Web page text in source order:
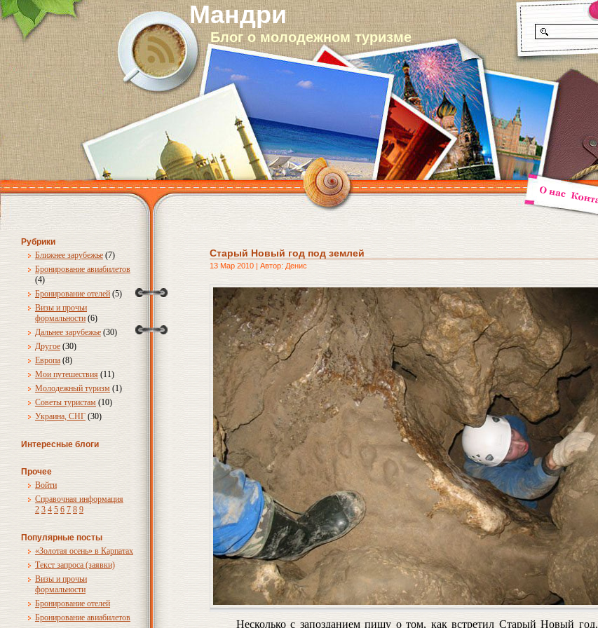
Мандри
Блог о молодежном туризме
Рубрики
Ближнее зарубежье (7)
Бронирование авиабилетов
(4)
Бронирование отелей (5)
Визы и прочьи
формальности (6)
Дальнее зарубежье (30)
Другое (30)
Европа (8)
Мои путешествия (11)
Молодежный туризм (1)
Советы туристам (10)
Украина, СНГ (30)
Интересные блоги
Прочее
Войти
Справочная информация
2 3 4 5 6 7 8 9
Популярные посты
«Золотая осень» в Карпатах
Текст запроса (заявки)
Визы и прочьи
формальности
Бронирование отелей
Бронирование авиабилетов
Старый Новый год под землей
13 Мар 2010 | Автор: Денис
Несколько с запозданием пишу о том, как встретил Старый Новый год.